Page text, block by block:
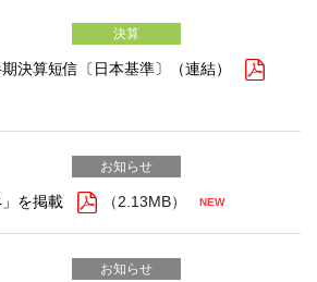
決算
決算短信〔日本基準〕（連結）
お知らせ
」を掲載 （2.13MB）
お知らせ